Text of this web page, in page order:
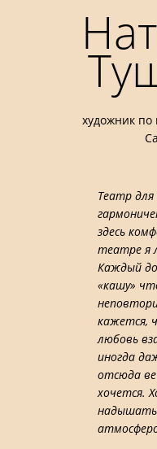
художник по
Театр для
здесь
театре я
Каждый
«кашу»
кажется,
любовь
иногда
отсюда
хочется.